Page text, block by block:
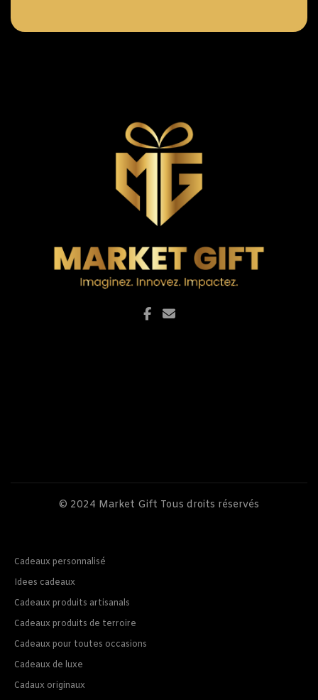
© 2024 Market Gift Tous droits réservés
Cadeaux personnalisé
Idees cadeaux
Cadeaux produits artisanals
Cadeaux produits de terroire
Cadeaux pour toutes occasions
Cadeaux de luxe
Cadaux originaux